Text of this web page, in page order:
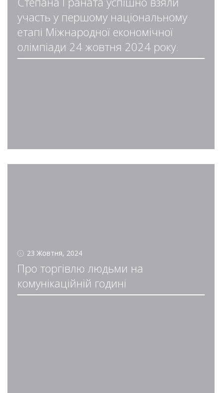
участь у першому національному
етапі Міжнародної економічної
олімпіади 24 жовтня 2024 року.
23 Жовтня, 2024
Про торгівлю людьми на
комунікаційній годині